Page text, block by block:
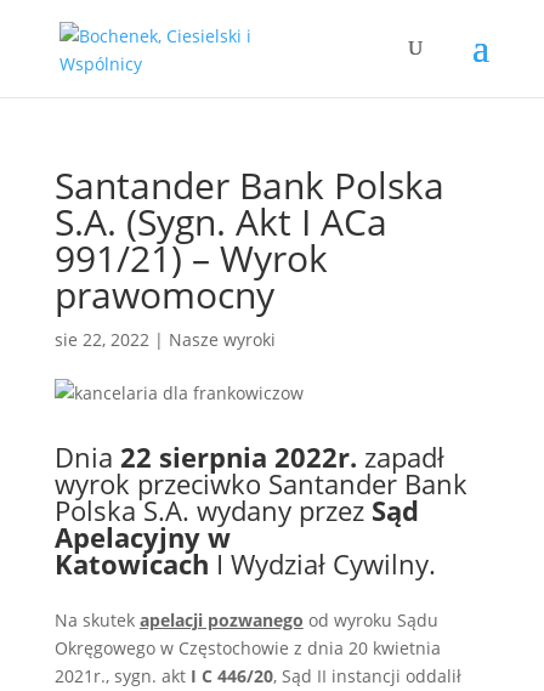
Santander Bank Polska
S.A. (Sygn. Akt I ACa
991/21) – Wyrok
prawomocny
sie 22, 2022| Nasze wyroki
Dnia 22 sierpnia 2022r. zapadł
wyrok przeciwko Santander Bank
Polska S.A. wydany przez Sąd
Apelacyjny w
Katowicach I Wydział Cywilny.
Na skutek apelacji pozwanego od wyroku Sądu
Okręgowego w Częstochowie z dnia 20 kwietnia
2021r., sygn. akt I C 446/20, Sąd II instancji oddalił